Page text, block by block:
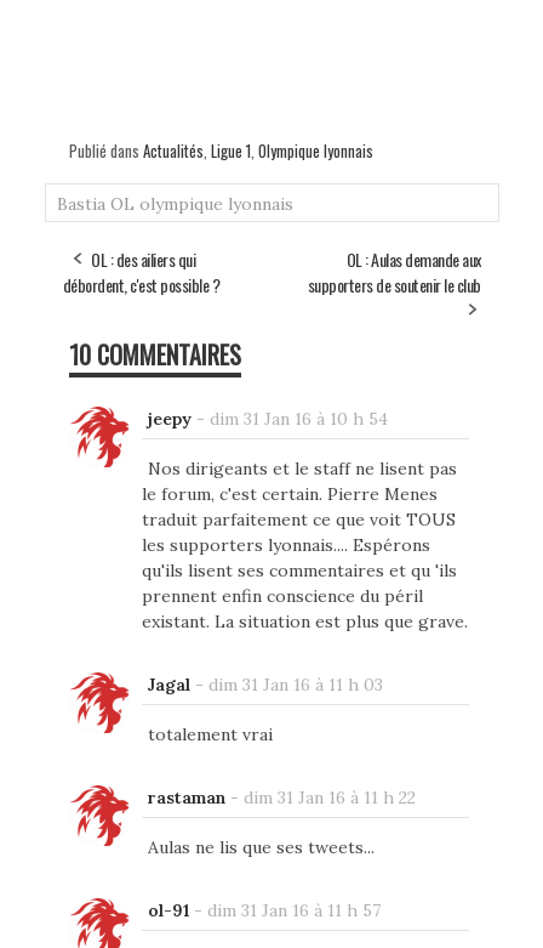
Publié dans Actualités Ligue 1 Olympique lyonnais
Bastia OL olympique lyonnais
OL : des ailiers qui
débordent, c'est possible ?
OL : Aulas demande aux
supporters de soutenir le club
10 COMMENTAIRES
jeepy- dim 31 Jan 16 à 10 h 54
Nos dirigeants et le staff ne lisent pas
le forum, c'est certain. Pierre Menes
traduit parfaitement ce que voit TOUS
les supporters lyonnais.... Espérons
qu'ils lisent ses commentaires et qu 'ils
prennent enfin conscience du péril
existant. La situation est plus que grave.
Jagal- dim 31 Jan 16 à 11 h 03
totalement vrai
rastaman- dim 31 Jan 16 à 11 h 22
Aulas ne lis que ses tweets...
ol-91- dim 31 Jan 16 à 11 h 57